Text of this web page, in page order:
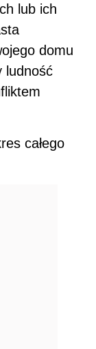
lub ich
domu
ludność
całego